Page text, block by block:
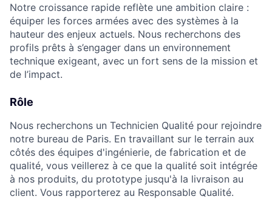
ACME Homepage
Notre croissance rapide reflète une ambition claire :
équiper les forces armées avec des systèmes à la
hauteur des enjeux actuels. Nous recherchons des
profils prêts à s’engager dans un environnement
technique exigeant, avec un fort sens de la mission et
de l’impact.
Rôle
Nous recherchons un Technicien Qualité pour rejoindre
notre bureau de Paris. En travaillant sur le terrain aux
côtés des équipes d'ingénierie, de fabrication et de
qualité, vous veillerez à ce que la qualité soit intégrée
à nos produits, du prototype jusqu'à la livraison au
client. Vous rapporterez au Responsable Qualité.